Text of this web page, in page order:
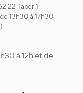
22 Taper 1
13h30 à 17h30
à 12h et de